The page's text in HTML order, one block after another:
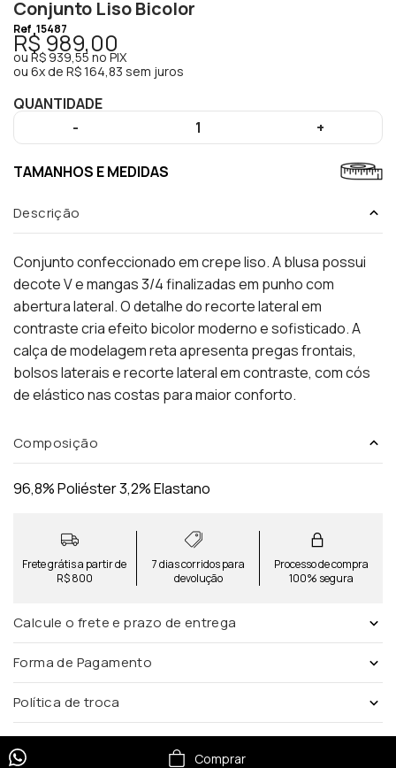
Conjunto Liso Bicolor
Ref 15487
R$ 989,00
ou R$ 939,55 no PIX
ou 6x de R$ 164,83 sem juros
QUANTIDADE
-
1 +
TAMANHOS E MEDIDAS
Descrição
Conjunto confeccionado em crepe liso. A blusa possui
decote V e mangas 3/4 finalizadas em punho com
abertura lateral. O detalhe do recorte lateral em
contraste cria efeito bicolor moderno e sofisticado. A
calça de modelagem reta apresenta pregas frontais,
bolsos laterais e recorte lateral em contraste, com cós
de elástico nas costas para maior conforto.
Composição
96,8% Poliéster 3,2% Elastano
Frete grátis a partir de
R$ 800
7 dias corridos para
devolução
Processo de compra
100% segura
Calcule o frete e prazo de entrega
Forma de Pagamento
Política de troca
Comprar